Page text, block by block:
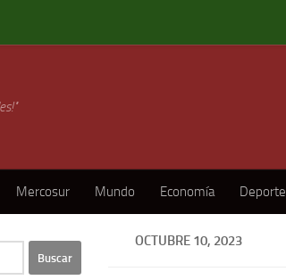
Mercosur Mundo Economía Deporte
OCTUBRE 10, 2023